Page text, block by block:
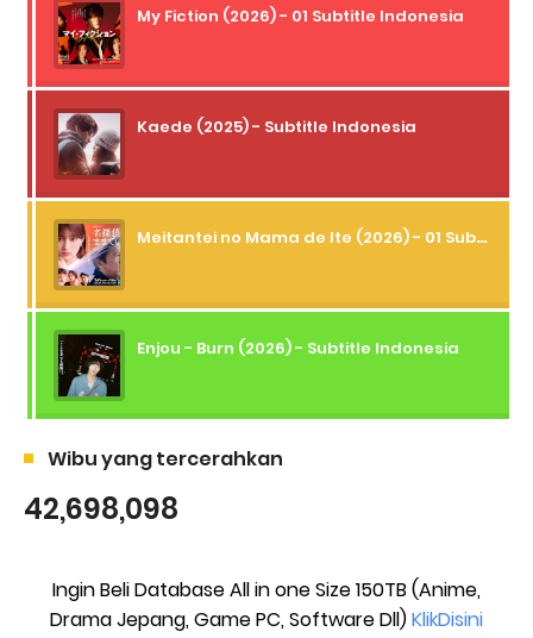
My Fiction (2026) - 01 Subtitle Indonesia
Kaede (2025) - Subtitle Indonesia
Meitantei no Mama de Ite (2026) - 01 Subtitle Indonesia
Enjou - Burn (2026) - Subtitle Indonesia
Wibu yang tercerahkan
42,698,098
Ingin Beli Database All in one Size 150TB (Anime,
Drama Jepang, Game PC, Software Dll)KlikDisini